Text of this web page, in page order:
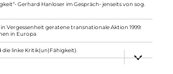
Gerhard Hanloser im Gespräch- jenseits von sog.
Vergessenheit geratene transnationale Aktion 1999:
in Europa
linke Kritik(un)Fähigkeit).
anzeigen